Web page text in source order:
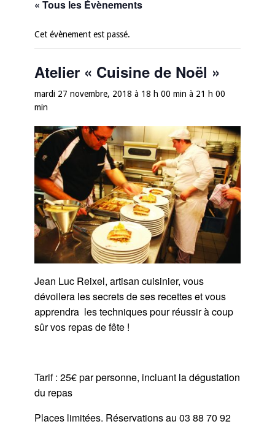
« Tous les Évènements
Cet évènement est passé.
Atelier « Cuisine de Noël »
mardi 27 novembre, 2018 à 18 h 00 min à 21 h 00
min
Jean Luc Reixel, artisan cuisinier, vous
dévoilera les secrets de ses recettes et vous
apprendra les techniques pour réussir à coup
sûr vos repas de fête !
Tarif : 25€ par personne, incluant la dégustation
du repas
Places limitées. Réservations au 03 88 70 92